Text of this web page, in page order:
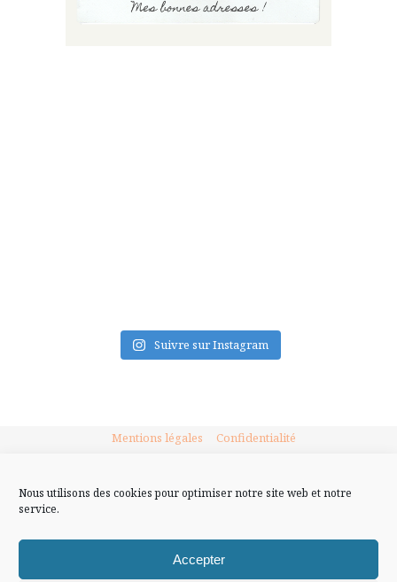
Nous utilisons des cookies pour optimiser notre site web et notre
service.
Accepter
Suivre sur Instagram
Mentions légales Confidentialité